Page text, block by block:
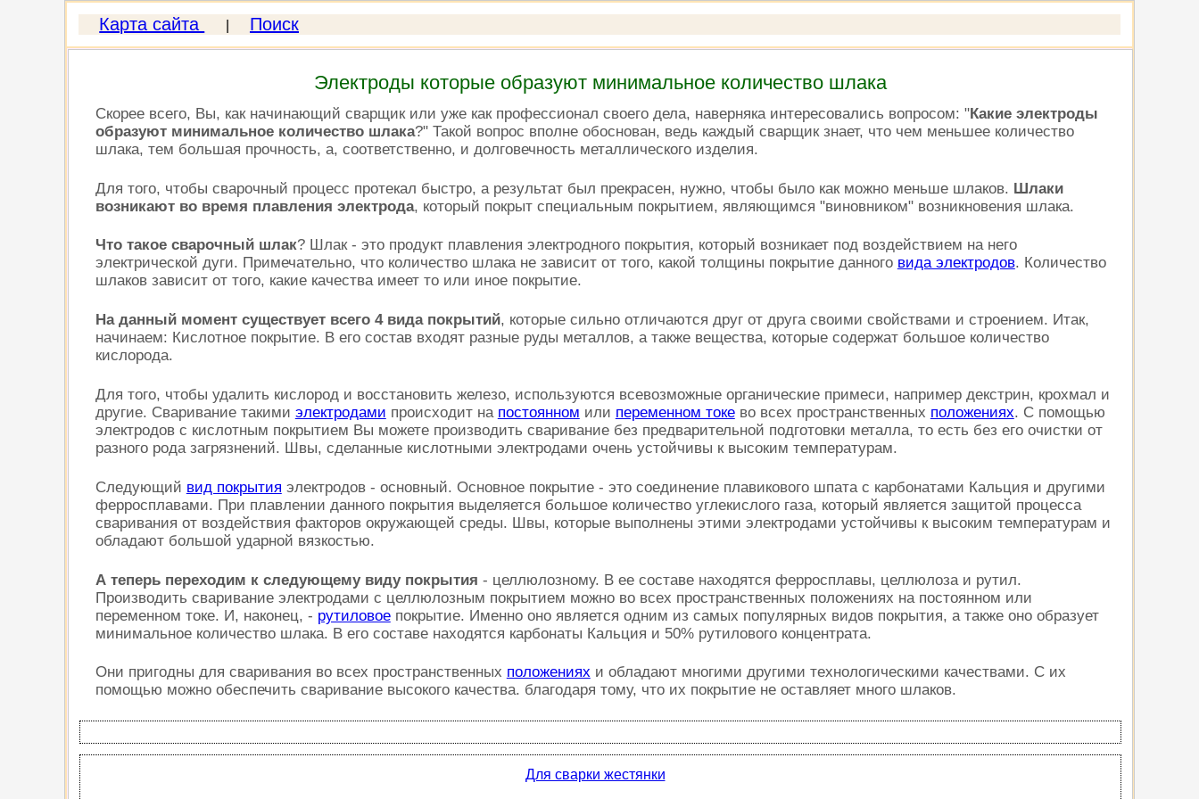
Карта сайта Поиск
Электроды которые образуют минимальное количество шлака
Скорее всего, Вы, как начинающий сварщик или уже как профессионал своего дела, наверняка интересовались вопросом: "Какие электроды
образуют минимальное количество шлака?" Такой вопрос вполне обоснован, ведь каждый сварщик знает, что чем меньшее количество
шлака, тем большая прочность, а, соответственно, и долговечность металлического изделия.
Для того, чтобы сварочный процесс протекал быстро, а результат был прекрасен, нужно, чтобы было как можно меньше шлаков. Шлаки
возникают во время плавления электрода, который покрыт специальным покрытием, являющимся "виновником" возникновения шлака.
Что такое сварочный шлак? Шлак - это продукт плавления электродного покрытия, который возникает под воздействием на него
электрической дуги. Примечательно, что количество шлака не зависит от того, какой толщины покрытие данного вида электродов. Количество
шлаков зависит от того, какие качества имеет то или иное покрытие.
На данный момент существует всего 4 вида покрытий, которые сильно отличаются друг от друга своими свойствами и строением. Итак,
начинаем: Кислотное покрытие. В его состав входят разные руды металлов, а также вещества, которые содержат большое количество
кислорода.
Для того, чтобы удалить кислород и восстановить железо, используются всевозможные органические примеси, например декстрин, крохмал и
другие. Сваривание такими электродами происходит на постоянном или переменном токево всех пространственных положениях. С помощью
электродов с кислотным покрытием Вы можете производить сваривание без предварительной подготовки металла, то есть без его очистки от
разного рода загрязнений. Швы, сделанные кислотными электродами очень устойчивы к высоким температурам.
Следующий вид покрытия электродов - основный. Основное покрытие - это соединение плавикового шпата с карбонатами Кальция и другими
ферросплавами. При плавлении данного покрытия выделяется большое количество углекислого газа, который является защитой процесса
сваривания от воздействия факторов окружающей среды. Швы, которые выполнены этими электродами устойчивы к высоким температурам и
обладают большой ударной вязкостью.
А теперь переходим к следующему виду покрытия - целлюлозному. В ее составе находятся ферросплавы, целлюлоза и рутил.
Производить сваривание электродами с целлюлозным покрытием можно во всех пространственных положениях на постоянном или
переменном токе. И, наконец, - рутиловоепокрытие. Именно оно является одним из самых популярных видов покрытия, а также оно образует
минимальное количество шлака. В его составе находятся карбонаты Кальция и 50% рутилового концентрата.
Они пригодны для сваривания во всех пространственных положениях и обладают многими другими технологическими качествами. С их
помощью можно обеспечить сваривание высокого качества. благодаря тому, что их покрытие не оставляет много шлаков.
Для сварки жестянки